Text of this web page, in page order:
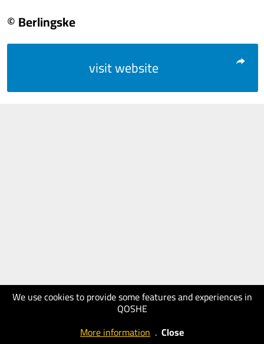
We use cookies to provide some features and experiences in
QOSHE
More information . Close
© Berlingske
visit website